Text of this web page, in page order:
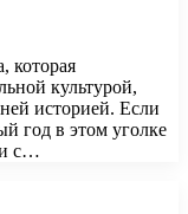
которая
культурой,
историей. Если
год в этом уголке
с…